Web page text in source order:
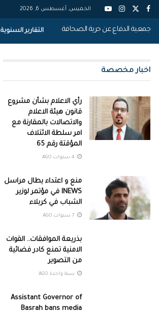
الخميس, أغسطس 6, 2026
جمعية الدفاع عن حرية الصحافة التقارير السنوية
اخبار مخصصة
رأي الاعلام بشأن مشروع
قانون هيئة الاعلام
والاتصالات بالمقارنة مع
امر سلطة الائتلاف
المؤقتة رقم 65
منع و اعتداء يطال مراسل
INEWS في مؤتمر لوزير
الشباب في كربلاء
بذريعة الموافقات.. القوات
الامنية تمنع كادر فضائية
من ‏التصوير
سنة واحدة AGO
Assistant Governor of
Basrah bans media